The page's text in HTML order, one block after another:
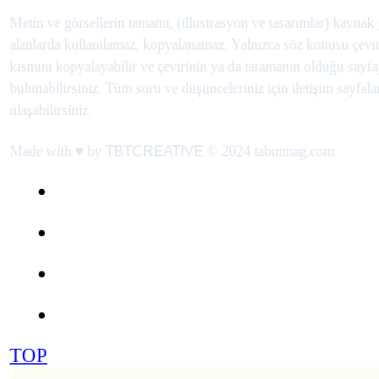
Metin ve görsellerin tamamı, (illustrasyon ve tasarımlar) kaynak
alanlarda kullanılamaz, kopyalanamaz. Yalnızca söz konusu
kısmını kopyalayabilir ve çevirinin ya da taramanın olduğu
bulunabilirsiniz. Tüm soru ve düşünceleriniz için iletişim
ulaşabilirsiniz.
Made with ♥ by TBTCREATIVE © 2024 tabutmag.com
TOP